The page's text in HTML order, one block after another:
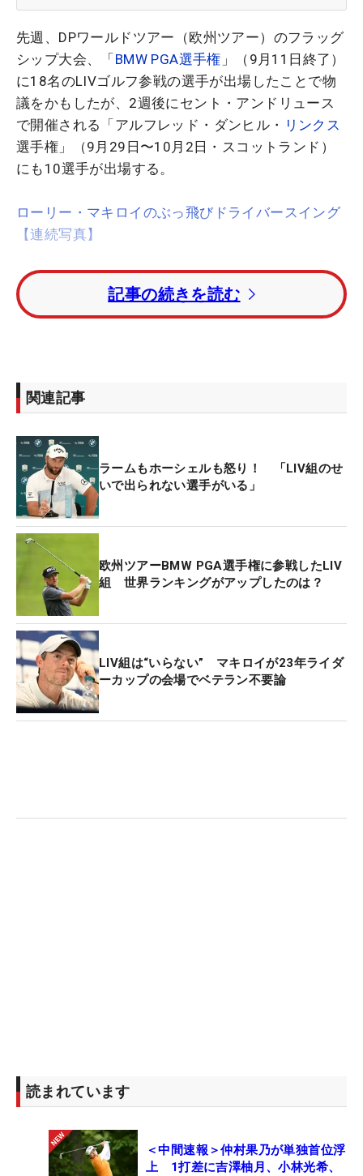
先週、DPワールドツアー（欧州ツアー）のフラッグ
シップ大会、「 BMW PGA選手権 」（9月11日終了）
に18名のLIVゴルフ参戦の選手が出場したことで物
議をかもしたが、2週後にセント・アンドリュース
で開催される「アルフレッド・ダンヒル・ リンクス
選手権」（9月29日〜10月2日・スコットランド）
にも10選手が出場する。
ローリー・マキロイのぶっ飛びドライバースイング
【連続写真】
テイラー・グーチ（米国）、エイブラハム・アンサ
ー
（メキシコ）ら世界ランキング50位以内の資格で
登録、また2010年、セント・アンドリュースで開催
ェルや、ショーン・ノリス
アーとの訴訟に名を連ねているピーター・ユーライ
週、米イリノイ州シカゴで16日から行われている
LIVゴルフ第5戦に出場している。
先のBMW PGA選手権
ンキングを46位から35位へとアップ、大会18位だ
ったアンサーは世界ランキング24位を維持した。年
内最後の世界ランキングで50位以内に留まれば、現
状では来年の
けられる。
「アルフレッド・ダンヒル・ リンクス選手権」はプ
ロアマ戦でオールドコース、カーヌスティー、キン
グスバーンズの3コースで開催。
記事の続きを読む
関連記事
ラームもホーシェルも怒り！ 「LIV組のせ
いで出られない選手がいる」
欧州ツアーBMW PGA選手権に参戦したLIV
組 世界ランキングがアップしたのは？
LIV組は“いらない” マキロイが23年ライダ
ーカップの会場でベテラン不要論
読まれています
＜中間速報＞仲村果乃が単独首位浮
上 1打差に吉澤柚月、小林光希、